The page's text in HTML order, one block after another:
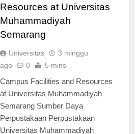
Resources at Universitas
Muhammadiyah
Semarang
Universitas
3 minggu
Campus Facilities and Resources
at Universitas Muhammadiyah
Semarang Sumber Daya
Perpustakaan Perpustakaan